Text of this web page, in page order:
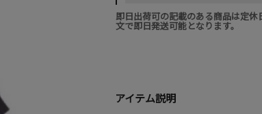
即日出荷可の記載のある商品は定
文で即日発送可能となります。
アイテム説明